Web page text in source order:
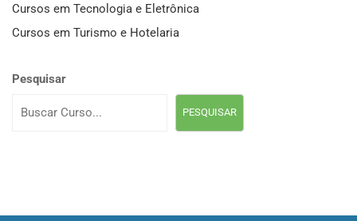
Cursos em Tecnologia e Eletrônica
Cursos em Turismo e Hotelaria
Pesquisar
PESQUISAR